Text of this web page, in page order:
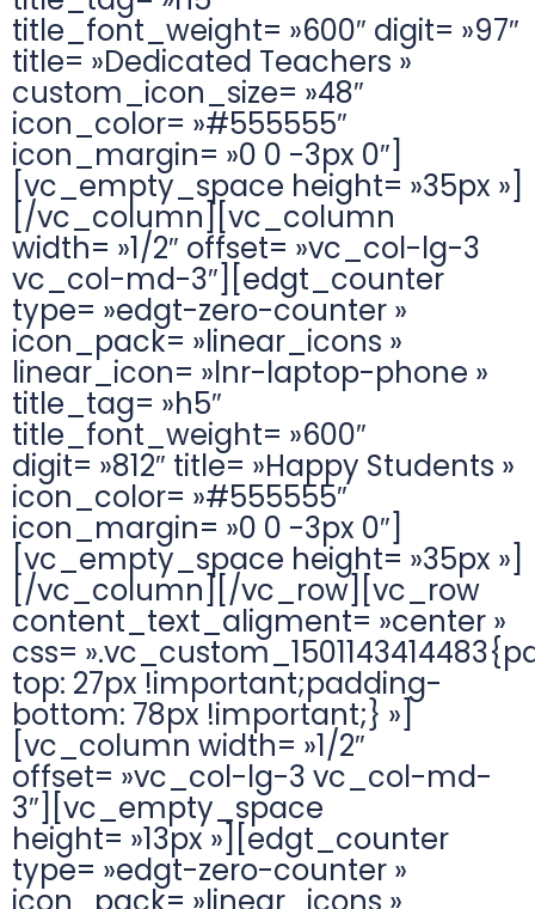
title_font_weight= »600″ digit= »97″
title= »Dedicated Teachers »
custom_icon_size= »48″
icon_color= »#555555″
icon_margin= »0 0 -3px 0″]
[vc_empty_space height= »35px »]
[/vc_column][vc_column
width= »1/2″ offset= »vc_col-lg-3
vc_col-md-3″][edgt_counter
type= »edgt-zero-counter »
icon_pack= »linear_icons »
linear_icon= »lnr-laptop-phone »
title_tag= »h5″
title_font_weight= »600″
digit= »812″ title= »Happy Students »
icon_color= »#555555″
icon_margin= »0 0 -3px 0″]
[vc_empty_space height= »35px »]
[/vc_column][/vc_row][vc_row
content_text_aligment= »center »
css=
top: 27px !important;padding-
bottom: 78px !important;} »]
[vc_column width= »1/2″
offset= »vc_col-lg-3 vc_col-md-
3″][vc_empty_space
height= »13px »][edgt_counter
type= »edgt-zero-counter »